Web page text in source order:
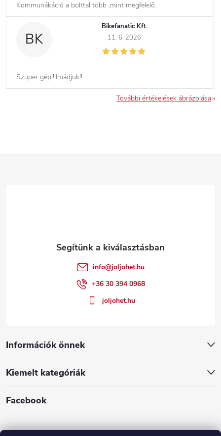
Kommunákáció a bolttal több ,mint megfelelő.
BK
Bikefanatic Kft.
11. 6. 2026
Szuper gép!!!Imádjuk!!
További értékelések ábrázolása
Információk önnek
Kiemelt kategóriák
Facebook
info@joljohet.hu
+36 30 394 0968
joljohet.hu